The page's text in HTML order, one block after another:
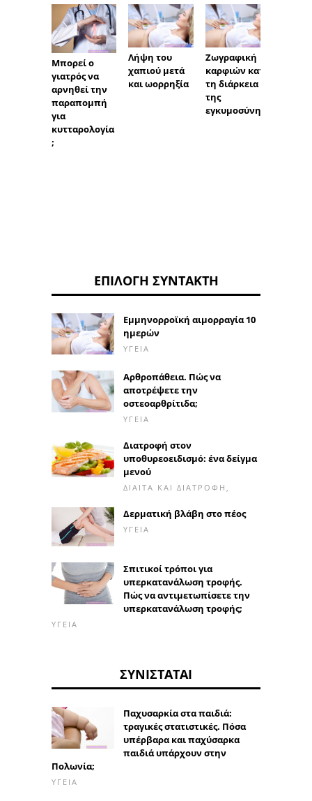
Μπορεί ο
γιατρός να
αρνηθεί την
παραπομπή
για
κυτταρολογία
;
Λήψη του
χαπιού μετά
και ωορρηξία
Ζωγραφική
καρφιών κατά
τη διάρκεια
της
εγκυμοσύνης
ΕΠΙΛΟΓΉ ΣΥΝΤΆΚΤΗ
Εμμηνορροϊκή αιμορραγία 10
ημερών
ΥΓΕΊΑ
Αρθροπάθεια. Πώς να
αποτρέψετε την
οστεοαρθρίτιδα;
ΥΓΕΊΑ
Διατροφή στον
υποθυρεοειδισμό: ένα δείγμα
μενού
ΔΊΑΙΤΑ ΚΑΙ ΔΙΑΤΡΟΦΉ,
Δερματική βλάβη στο πέος
ΥΓΕΊΑ
Σπιτικοί τρόποι για
υπερκατανάλωση τροφής.
Πώς να αντιμετωπίσετε την
υπερκατανάλωση τροφής;
ΥΓΕΊΑ
ΣΥΝΙΣΤΆΤΑΙ
Παχυσαρκία στα παιδιά:
τραγικές στατιστικές. Πόσα
υπέρβαρα και παχύσαρκα
παιδιά υπάρχουν στην
Πολωνία;
ΥΓΕΊΑ